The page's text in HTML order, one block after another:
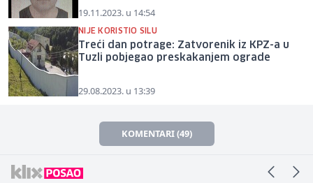
19.11.2023. u 14:54
NIJE KORISTIO SILU
Treći dan potrage: Zatvorenik iz KPZ-a u
Tuzli pobjegao preskakanjem ograde
29.08.2023. u 13:39
KOMENTARI (49)